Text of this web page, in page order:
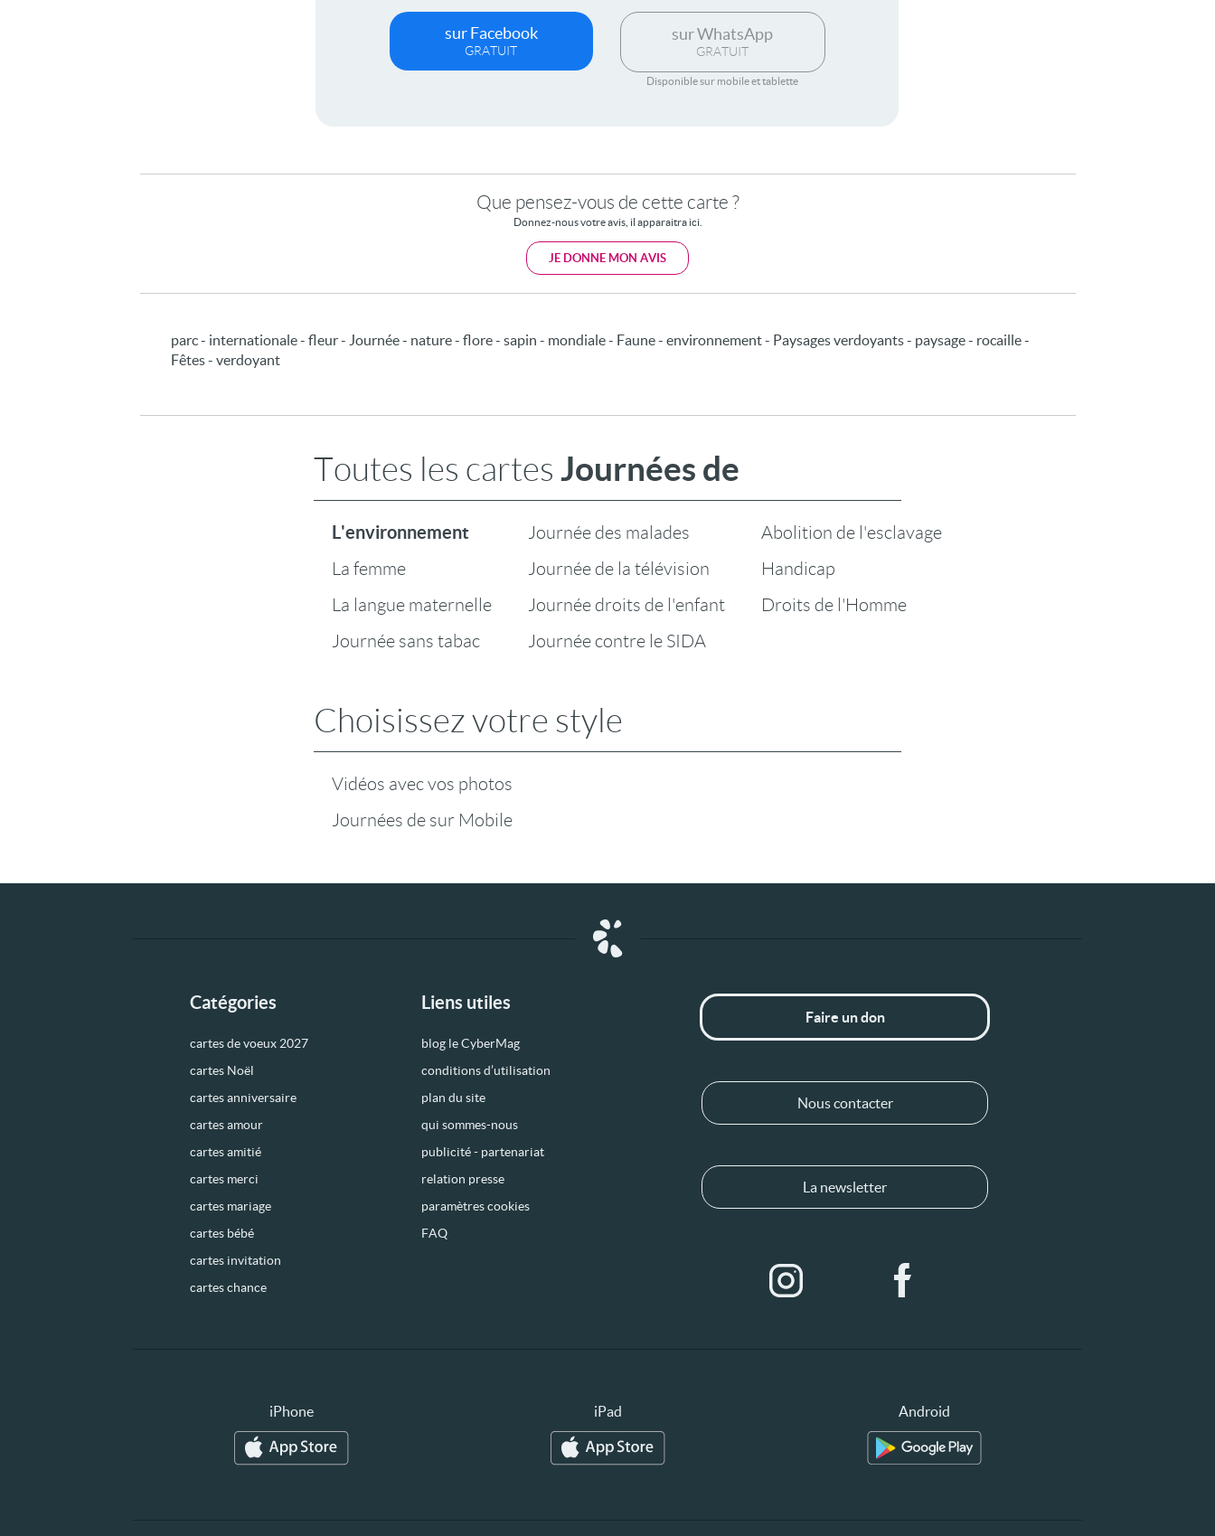
sur Facebook
GRATUIT
sur WhatsApp
GRATUIT
Disponible sur mobile et tablette
Que pensez-vous de cette carte ?
Donnez-nous votre avis, il apparaitra ici.
JE DONNE MON AVIS
parc - internationale - fleur - Journée - nature - flore - sapin - mondiale - Faune - environnement - Paysages verdoyants - paysage - rocaille -
Fêtes - verdoyant
Toutes les cartes Journées de
L'environnement
La femme
La langue maternelle
Journée sans tabac
Journée des malades
Journée de la télévision
Journée droits de l'enfant
Journée contre le SIDA
Abolition de l'esclavage
Handicap
Droits de l'Homme
Choisissez votre style
Vidéos avec vos photos
Journées de sur Mobile
Catégories
cartes de voeux 2027
cartes Noël
cartes anniversaire
cartes amour
cartes amitié
cartes merci
cartes mariage
cartes bébé
cartes invitation
cartes chance
Liens utiles
blog le CyberMag
conditions d’utilisation
plan du site
qui sommes-nous
publicité - partenariat
relation presse
paramètres cookies
FAQ
Faire un don
Nous contacter
La newsletter
iPhone iPad Android